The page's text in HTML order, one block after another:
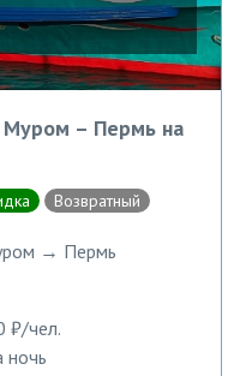
– Пермь на
Возвратный
→ Пермь
₽/чел.
ночь